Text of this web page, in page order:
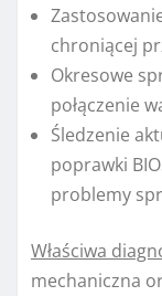
chroniącej
Okresowe
połączenie
Śledzenie
poprawki
problemy
Właściwa
mechaniczna